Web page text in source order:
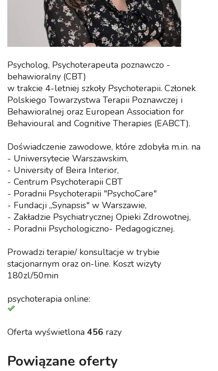
Psycholog, Psychoterapeuta poznawczo -
behawioralny (CBT)
w trakcie 4-letniej szkoły Psychoterapii. Członek
Polskiego Towarzystwa Terapii Poznawczej i
Behawioralnej oraz European Association for
Behavioural and Cognitive Therapies (EABCT).
Doświadczenie zawodowe, które zdobyła m.in. na
- Uniwersytecie Warszawskim,
- University of Beira Interior,
- Centrum Psychoterapii CBT
- Poradnii Psychoterapii "PsychoCare"
- Fundacji „Synapsis" w Warszawie,
- Zakładzie Psychiatrycznej Opieki Zdrowotnej,
- Poradnii Psychologiczno- Pedagogicznej.
Prowadzi terapie/ konsultacje w trybie
stacjonarnym oraz on-line. Koszt wizyty
180zl/50min
psychoterapia online:
Oferta wyświetlona 456 razy
Powiązane oferty